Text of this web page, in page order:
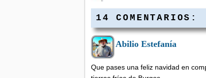
Navidad y Fin de año.
Generador de cuenta
Las siguientes imágenes de
navidad son plugins.
14 COMENTARIOS:
Abilio Estefanía
Que pases una feliz navidad en